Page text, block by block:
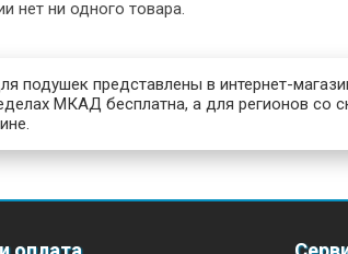
нет ни одного товара.
подушек представлены в интернет-
МКАД бесплатна, а для регионов со